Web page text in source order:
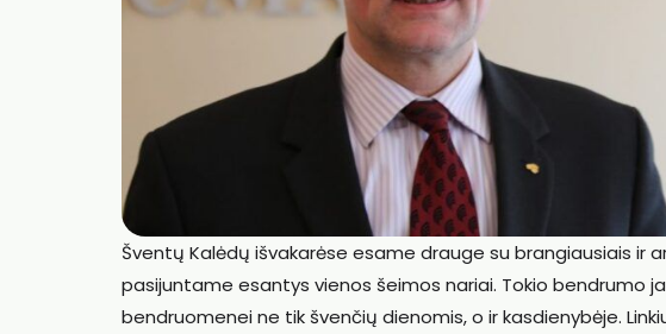
Šventų Kalėdų išvakarėse esame drauge su brangiausiais ir
pasijuntame esantys vienos šeimos nariai. Tokio bendrumo
bendruomenei ne tik švenčių dienomis, o ir kasdienybėje.